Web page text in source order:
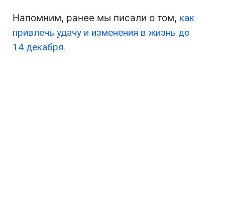
Напомним, ранее мы писали о том, как
привлечь удачу и изменения в жизнь до
14 декабря.